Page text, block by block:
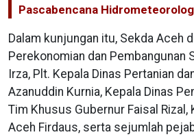
Pascabencana
Dalam kunjungan itu, Sekda Aceh
Perekonomian dan Pembangunan
Irza, Plt. Kepala Dinas Pertanian
Azanuddin Kurnia, Kepala Dinas
Tim Khusus Gubernur Faisal Rizal,
Aceh Firdaus, serta sejumlah